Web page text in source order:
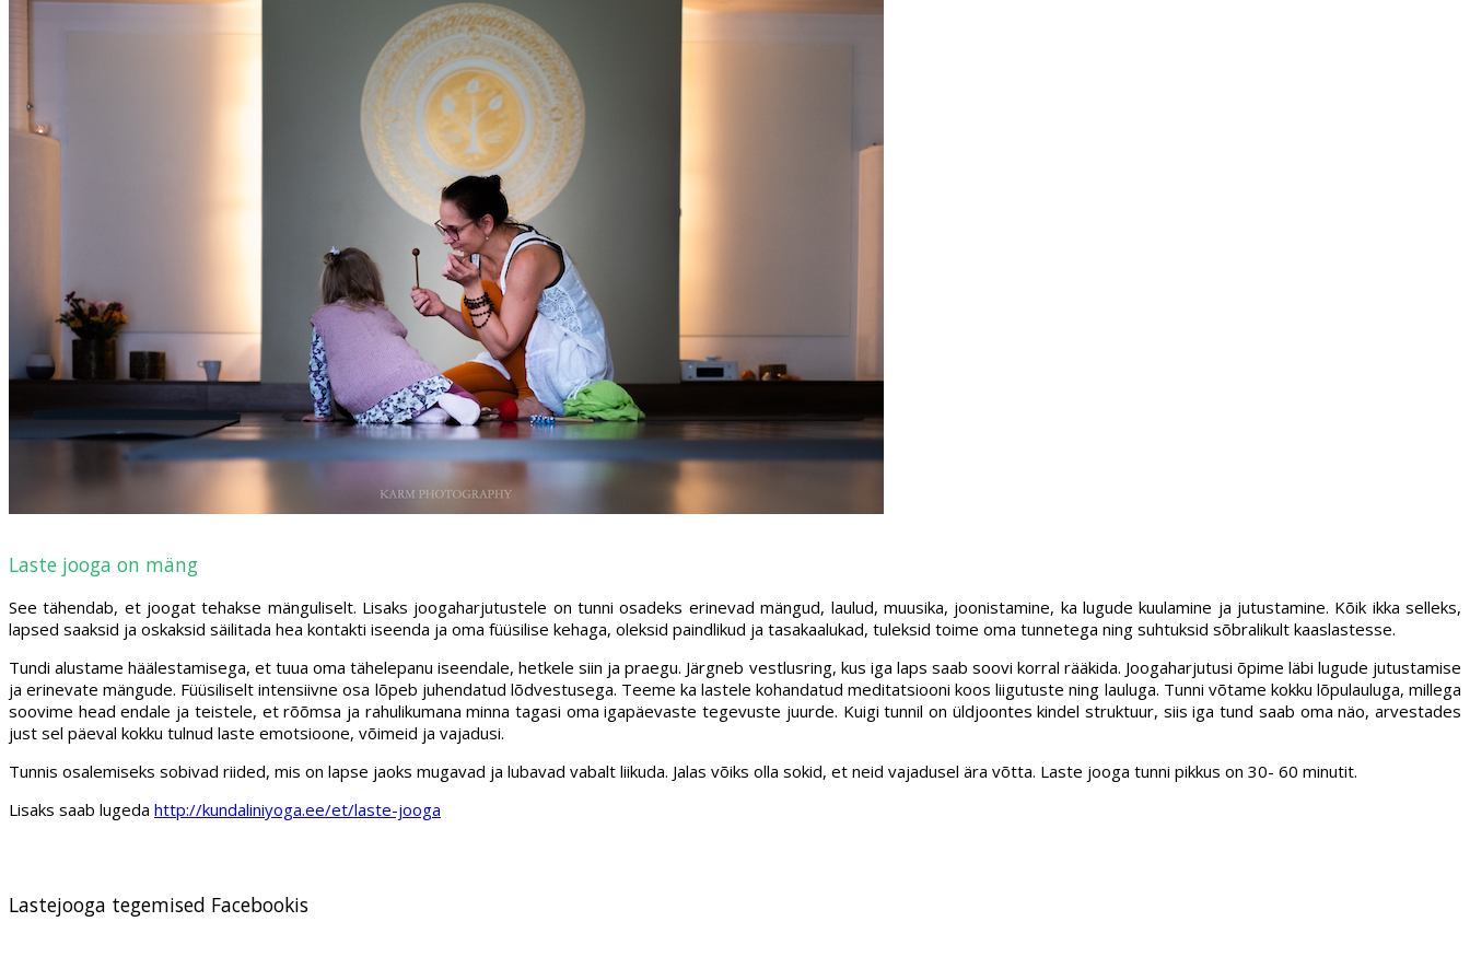
Laste jooga on mäng
See tähendab, et joogat tehakse mänguliselt. Lisaks joogaharjutustele on tunni osadeks erinevad mängud, laulud, muusika, joonistamine, ka lugude kuulamine ja jutustamine. Kõik ikka selleks,
lapsed saaksid ja oskaksid säilitada hea kontakti iseenda ja oma füüsilise kehaga, oleksid paindlikud ja tasakaalukad, tuleksid toime oma tunnetega ning suhtuksid sõbralikult kaaslastesse.
Tundi alustame häälestamisega, et tuua oma tähelepanu iseendale, hetkele siin ja praegu. Järgneb vestlusring, kus iga laps saab soovi korral rääkida. Joogaharjutusi õpime läbi lugude jutustamise
ja erinevate mängude. Füüsiliselt intensiivne osa lõpeb juhendatud lõdvestusega. Teeme ka lastele kohandatud meditatsiooni koos liigutuste ning lauluga. Tunni võtame kokku lõpulauluga, millega
soovime head endale ja teistele, et rõõmsa ja rahulikumana minna tagasi oma igapäevaste tegevuste juurde. Kuigi tunnil on üldjoontes kindel struktuur, siis iga tund saab oma näo, arvestades
just sel päeval kokku tulnud laste emotsioone, võimeid ja vajadusi.
Tunnis osalemiseks sobivad riided, mis on lapse jaoks mugavad ja lubavad vabalt liikuda. Jalas võiks olla sokid, et neid vajadusel ära võtta. Laste jooga tunni pikkus on 30- 60 minutit.
Lisaks saab lugeda http://kundaliniyoga.ee/et/laste-jooga
Lastejooga tegemised Facebookis